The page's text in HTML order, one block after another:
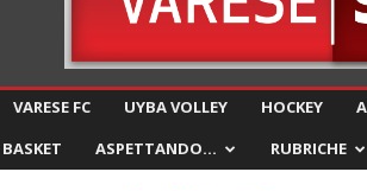
VARESE FC UYBA VOLLEY HOCKEY
BASKET ASPETTANDO… RUBRICHE